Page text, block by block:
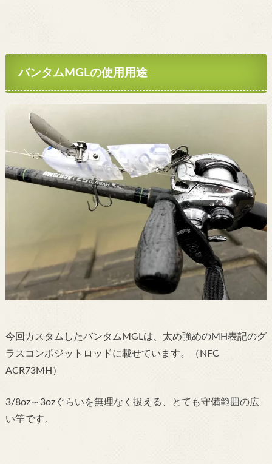
バンタムMGLの使用用途
今回カスタムしたバンタムMGLは、太め強めのMH表記のグ
ラスコンポジットロッドに載せています。（NFC
ACR73MH）
3/8oz～3ozぐらいを無理なく扱える、とても守備範囲の広
い竿です。